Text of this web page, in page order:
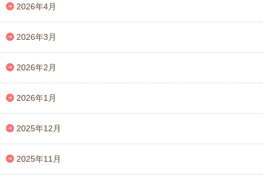
2026年4月
2026年3月
2026年2月
2026年1月
2025年12月
2025年11月